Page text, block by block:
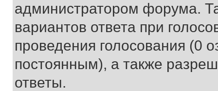
администратором форума.
вариантов ответа при
проведения голосования (0
постоянным), а также
ответы.